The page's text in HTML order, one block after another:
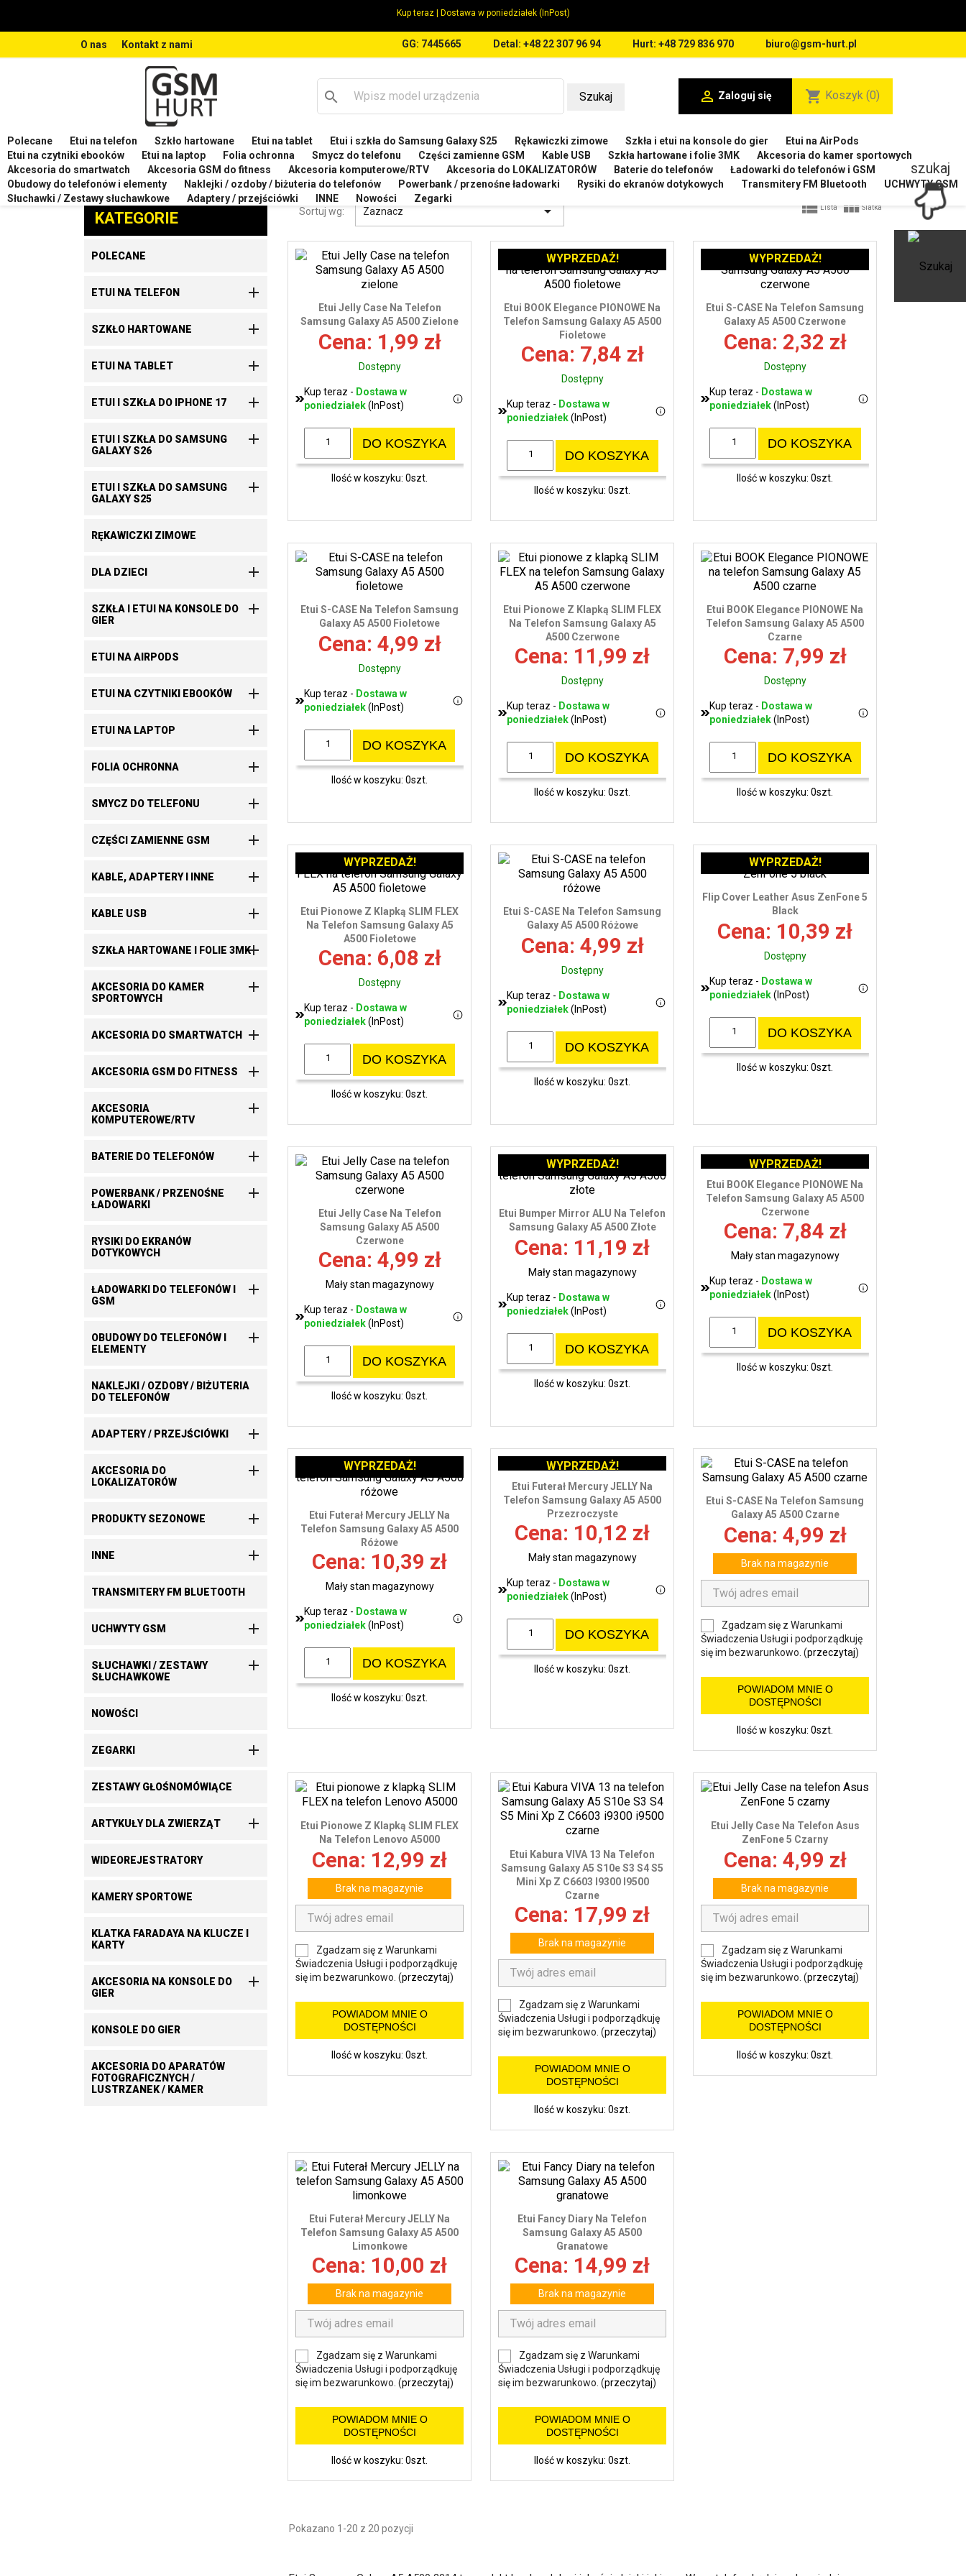
Kup teraz | Dostawa w poniedziałek (InPost)
O nas Kontakt z nami GG: 7445665 Detal: +48 22 307 96 94 Hurt: +48 729 836 970 biuro@gsm-hurt.pl
search Szukaj  Zaloguj się shopping_cart Koszyk (0)
Polecane Etui na telefon Szkło hartowane Etui na tablet Etui i szkła do Samsung Galaxy S25 Rękawiczki zimowe Szkła i etui na konsole do gier
Etui na AirPods
Etui na czytniki ebooków
Etui na laptop Folia ochronna Smycz do telefonu Części zamienne GSM Kable USB Szkła hartowane i folie 3MK
Akcesoria do kamer sportowych
Akcesoria do smartwatch
Akcesoria GSM do fitness Akcesoria komputerowe/RTV Akcesoria do LOKALIZATORÓW Baterie do telefonów
Ładowarki do telefonów i GSM
Obudowy do telefonów i elementy
Naklejki / ozdoby / biżuteria do telefonów Powerbank / przenośne ładowarki Rysiki do ekranów dotykowych Transmitery FM Bluetooth
UCHWYTY GSM
Słuchawki / Zestawy słuchawkowe
Adaptery / przejściówki INNE Nowości Zegarki
Strona główna Etui na telefon Etui na telefon SAMSUNG Etui do Samsung Galaxy A5 A500 2014
Zaproponuj produkt
KATEGORIE
POLECANE
ETUI NA TELEFON 
SZKŁO HARTOWANE 
ETUI NA TABLET 
ETUI I SZKŁA DO IPHONE 17 
ETUI I SZKŁA DO SAMSUNG
GALAXY S26

ETUI I SZKŁA DO SAMSUNG
GALAXY S25

RĘKAWICZKI ZIMOWE
DLA DZIECI 
SZKŁA I ETUI NA KONSOLE DO
GIER

ETUI NA AIRPODS
ETUI NA CZYTNIKI EBOOKÓW 
ETUI NA LAPTOP 
FOLIA OCHRONNA 
SMYCZ DO TELEFONU 
CZĘŚCI ZAMIENNE GSM 
KABLE, ADAPTERY I INNE 
KABLE USB 
SZKŁA HARTOWANE I FOLIE 3MK
AKCESORIA DO KAMER
SPORTOWYCH

AKCESORIA DO SMARTWATCH 
AKCESORIA GSM DO FITNESS 
AKCESORIA
KOMPUTEROWE/RTV

BATERIE DO TELEFONÓW 
POWERBANK / PRZENOŚNE
ŁADOWARKI

RYSIKI DO EKRANÓW
DOTYKOWYCH
ŁADOWARKI DO TELEFONÓW I
GSM

OBUDOWY DO TELEFONÓW I
ELEMENTY

NAKLEJKI / OZDOBY / BIŻUTERIA
DO TELEFONÓW
ADAPTERY / PRZEJŚCIÓWKI 
AKCESORIA DO
LOKALIZATORÓW

PRODUKTY SEZONOWE 
INNE 
TRANSMITERY FM BLUETOOTH
UCHWYTY GSM 
SŁUCHAWKI / ZESTAWY
SŁUCHAWKOWE

NOWOŚCI
ZEGARKI 
ZESTAWY GŁOŚNOMÓWIĄCE
ARTYKUŁY DLA ZWIERZĄT 
WIDEOREJESTRATORY
KAMERY SPORTOWE
KLATKA FARADAYA NA KLUCZE I
KARTY
AKCESORIA NA KONSOLE DO
GIER

KONSOLE DO GIER
AKCESORIA DO APARATÓW
FOTOGRAFICZNYCH /
LUSTRZANEK / KAMER
ETUI DO SAMSUNG GALAXY A5 A500 2014
Sortuj wg: Zaznacz   Lista  Siatka
Etui Jelly Case Na Telefon
Samsung Galaxy A5 A500 Zielone
Cena: 1,99 zł
Dostępny
Kup teraz - Dostawa w
poniedziałek(InPost)
DO KOSZYKA
Ilość w koszyku: 0szt.
Etui BOOK Elegance PIONOWE Na
Telefon Samsung Galaxy A5 A500
Fioletowe
Cena: 7,84 zł
Dostępny
Kup teraz - Dostawa w
poniedziałek(InPost)
DO KOSZYKA
Ilość w koszyku: 0szt.
WYPRZEDAŻ!
Etui S-CASE Na Telefon Samsung
Galaxy A5 A500 Czerwone
Cena: 2,32 zł
Dostępny
Kup teraz - Dostawa w
poniedziałek(InPost)
DO KOSZYKA
Ilość w koszyku: 0szt.
WYPRZEDAŻ!
Etui S-CASE Na Telefon Samsung
Galaxy A5 A500 Fioletowe
Cena: 4,99 zł
Dostępny
Kup teraz - Dostawa w
poniedziałek(InPost)
DO KOSZYKA
Ilość w koszyku: 0szt.
Etui Pionowe Z Klapką SLIM FLEX
Na Telefon Samsung Galaxy A5
A500 Czerwone
Cena: 11,99 zł
Dostępny
Kup teraz - Dostawa w
poniedziałek(InPost)
DO KOSZYKA
Ilość w koszyku: 0szt.
Etui BOOK Elegance PIONOWE Na
Telefon Samsung Galaxy A5 A500
Czarne
Cena: 7,99 zł
Dostępny
Kup teraz - Dostawa w
poniedziałek(InPost)
DO KOSZYKA
Ilość w koszyku: 0szt.
Etui Pionowe Z Klapką SLIM FLEX
Na Telefon Samsung Galaxy A5
A500 Fioletowe
Cena: 6,08 zł
Dostępny
Kup teraz - Dostawa w
poniedziałek(InPost)
DO KOSZYKA
Ilość w koszyku: 0szt.
WYPRZEDAŻ!
Etui S-CASE Na Telefon Samsung
Galaxy A5 A500 Różowe
Cena: 4,99 zł
Dostępny
Kup teraz - Dostawa w
poniedziałek(InPost)
DO KOSZYKA
Ilość w koszyku: 0szt.
Flip Cover Leather Asus ZenFone 5
Black
Cena: 10,39 zł
Dostępny
Kup teraz - Dostawa w
poniedziałek(InPost)
DO KOSZYKA
Ilość w koszyku: 0szt.
WYPRZEDAŻ!
Etui Jelly Case Na Telefon
Samsung Galaxy A5 A500
Czerwone
Cena: 4,99 zł
Mały stan magazynowy
Kup teraz - Dostawa w
poniedziałek(InPost)
DO KOSZYKA
Ilość w koszyku: 0szt.
Etui Bumper Mirror ALU Na Telefon
Samsung Galaxy A5 A500 Złote
Cena: 11,19 zł
Mały stan magazynowy
Kup teraz - Dostawa w
poniedziałek(InPost)
DO KOSZYKA
Ilość w koszyku: 0szt.
WYPRZEDAŻ!
Etui BOOK Elegance PIONOWE Na
Telefon Samsung Galaxy A5 A500
Czerwone
Cena: 7,84 zł
Mały stan magazynowy
Kup teraz - Dostawa w
poniedziałek(InPost)
DO KOSZYKA
Ilość w koszyku: 0szt.
WYPRZEDAŻ!
Etui Futerał Mercury JELLY Na
Telefon Samsung Galaxy A5 A500
Różowe
Cena: 10,39 zł
Mały stan magazynowy
Kup teraz - Dostawa w
poniedziałek(InPost)
DO KOSZYKA
Ilość w koszyku: 0szt.
WYPRZEDAŻ!
Etui Futerał Mercury JELLY Na
Telefon Samsung Galaxy A5 A500
Przezroczyste
Cena: 10,12 zł
Mały stan magazynowy
Kup teraz - Dostawa w
poniedziałek(InPost)
DO KOSZYKA
Ilość w koszyku: 0szt.
WYPRZEDAŻ!
Etui S-CASE Na Telefon Samsung
Galaxy A5 A500 Czarne
Cena: 4,99 zł
Brak na magazynie
Zgadzam się z Warunkami
Świadczenia Usługi i podporządkuję
się im bezwarunkowo. (przeczytaj)
POWIADOM MNIE O
DOSTĘPNOŚCI
Ilość w koszyku: 0szt.
Etui Pionowe Z Klapką SLIM FLEX
Na Telefon Lenovo A5000
Cena: 12,99 zł
Brak na magazynie
Zgadzam się z Warunkami
Świadczenia Usługi i podporządkuję
się im bezwarunkowo. (przeczytaj)
POWIADOM MNIE O
DOSTĘPNOŚCI
Ilość w koszyku: 0szt.
Etui Kabura VIVA 13 Na Telefon
Samsung Galaxy A5 S10e S3 S4 S5
Mini Xp Z C6603 I9300 I9500
Czarne
Cena: 17,99 zł
Brak na magazynie
Zgadzam się z Warunkami
Świadczenia Usługi i podporządkuję
się im bezwarunkowo. (przeczytaj)
POWIADOM MNIE O
DOSTĘPNOŚCI
Ilość w koszyku: 0szt.
Etui Jelly Case Na Telefon Asus
ZenFone 5 Czarny
Cena: 4,99 zł
Brak na magazynie
Zgadzam się z Warunkami
Świadczenia Usługi i podporządkuję
się im bezwarunkowo. (przeczytaj)
POWIADOM MNIE O
DOSTĘPNOŚCI
Ilość w koszyku: 0szt.
Etui Futerał Mercury JELLY Na
Telefon Samsung Galaxy A5 A500
Limonkowe
Cena: 10,00 zł
Brak na magazynie
Zgadzam się z Warunkami
Świadczenia Usługi i podporządkuję
się im bezwarunkowo. (przeczytaj)
POWIADOM MNIE O
DOSTĘPNOŚCI
Ilość w koszyku: 0szt.
Etui Fancy Diary Na Telefon
Samsung Galaxy A5 A500
Granatowe
Cena: 14,99 zł
Brak na magazynie
Zgadzam się z Warunkami
Świadczenia Usługi i podporządkuję
się im bezwarunkowo. (przeczytaj)
POWIADOM MNIE O
DOSTĘPNOŚCI
Ilość w koszyku: 0szt.
Pokazano 1-20 z 20 pozycji
szukaj